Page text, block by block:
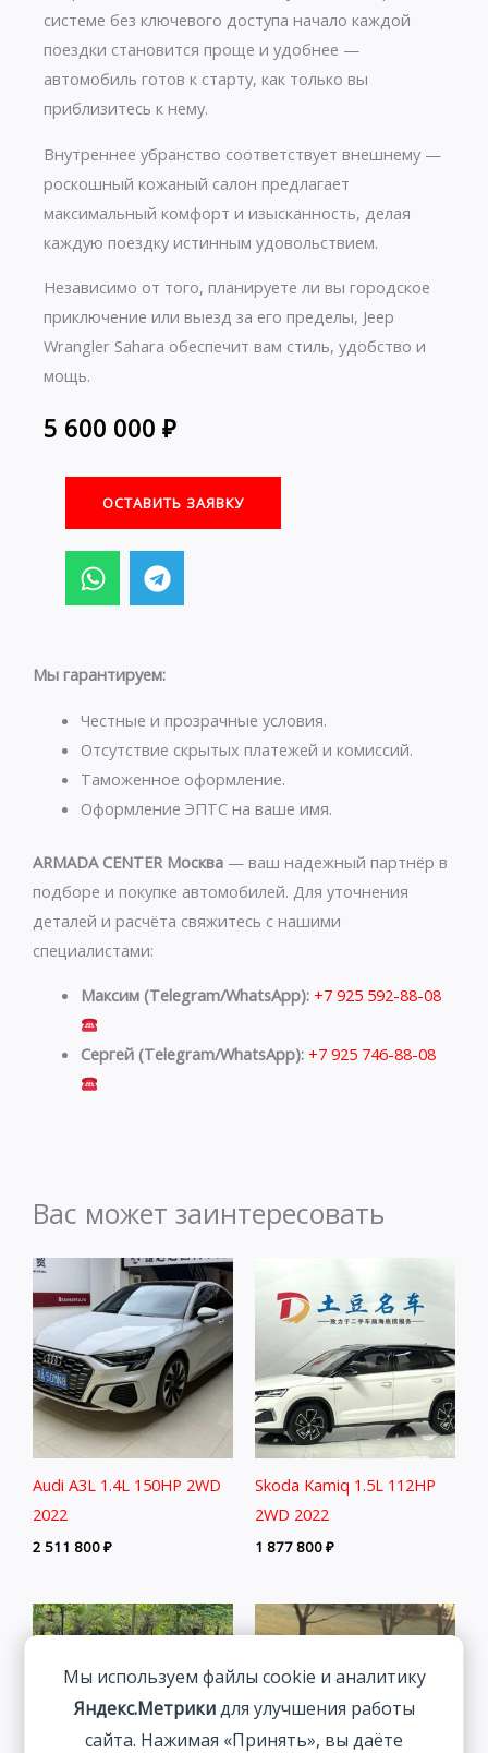
системе без ключевого доступа начало каждой
поездки становится проще и удобнее —
автомобиль готов к старту, как только вы
приблизитесь к нему.
Внутреннее убранство соответствует внешнему —
роскошный кожаный салон предлагает
максимальный комфорт и изысканность, делая
каждую поездку истинным удовольствием.
Независимо от того, планируете ли вы городское
приключение или выезд за его пределы, Jeep
Wrangler Sahara обеспечит вам стиль, удобство и
мощь.
5 600 000 ₽
ОСТАВИТЬ ЗАЯВКУ
W
h
a
s
p
p
T
e
l
g
a
m
Мы гарантируем:
Честные и прозрачные условия.
Отсутствие скрытых платежей и комиссий.
Таможенное оформление.
Оформление ЭПТС на ваше имя.
ARMADA CENTER Москва — ваш надежный партнёр в
подборе и покупке автомобилей. Для уточнения
деталей и расчёта свяжитесь с нашими
специалистами:
Максим (Telegram/WhatsApp): +7 925 592-88-08
Сергей (Telegram/WhatsApp): +7 925 746-88-08
Вас может заинтересовать
Audi A3L 1.4L 150HP 2WD
2022
2 511 800₽
Skoda Kamiq 1.5L 112HP
2WD 2022
1 877 800₽
Мы используем файлы cookie и аналитику
Яндекс.Метрикидля улучшения работы
сайта. Нажимая «Принять», вы даёте